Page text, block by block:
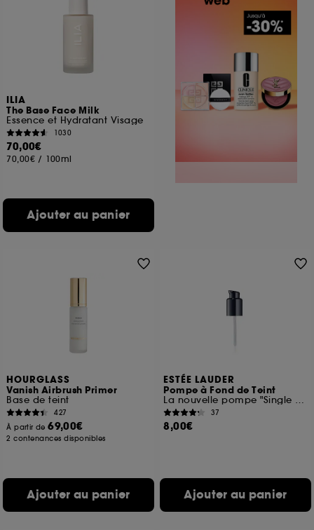
ILIA
The Base Face Milk
Essence et Hydratant Visage
1030
70,00€
70,00€ / 100ml
Ajouter au panier
HOURGLASS
Vanish Airbrush Primer
Base de teint
427
À partir de69,00€
2 contenances disponibles
Ajouter au panier
ESTÉE LAUDER
Pompe à Fond de Teint
La nouvelle pompe "Single Dosage"
37
8,00€
Ajouter au panier